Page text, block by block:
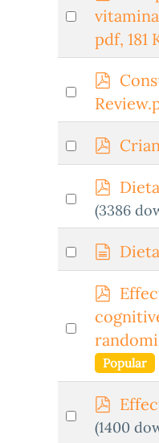
Select
item
d
f
pdf, 181
Select
item
p
d
f
Select
an
item
p
d
Select
item
p
d
f
(3386
Select
an
item
d
o
c
m
e
n
t
o
Select
item
p
d
f
Popular
Select
p
d
(1400